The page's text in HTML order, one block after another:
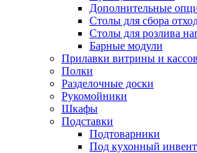
Дополнительные
Столы для сбора
Столы для розлива
Барные модули
Прилавки витрины и
Полки
Разделочные доски
Рукомойники
Шкафы
Подставки
Подтоварники
Под кухонный